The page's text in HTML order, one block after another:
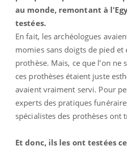
au monde, remontant à
testées.
En fait, les archéologues
momies sans doigts de pied et
prothèse. Mais, ce que l’on ne
ces prothèses étaient juste
avaient vraiment servi. Pour
experts des pratiques
spécialistes des prothèses ont
Et donc, ils les ont testées